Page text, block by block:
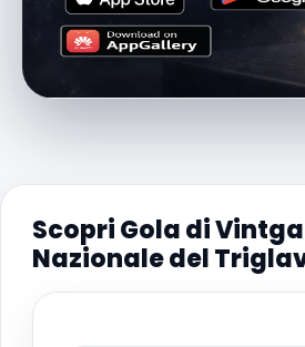
Scopri Gola di
Nazionale del